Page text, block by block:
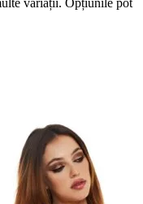
variații. Opțiunile pot